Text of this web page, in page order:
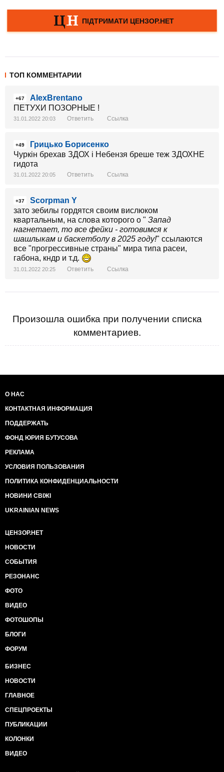
ТОП КОММЕНТАРИИ
+67
AlexBrentano
ПЕТУХИ ПОЗОРНЫЕ !
31.01.2022 20:03 Ответить Ссылка
+49
Грицько Борисенко
Чуркін брехав ЗДОХ і Небензя бреше теж ЗДОХНЕ
гидота
31.01.2022 20:05 Ответить Ссылка
+37
Scorpman Y
зато зебилы гордятся своим вислюком
квартальным, на слова которого о " Запад
нагнетает, то все фейки - готовимся к
шашлыкам и баскетболу в 2025 году!" ссылаются
все "прогрессивные страны" мира типа расеи,
габона, кндр и т.д.
31.01.2022 20:25 Ответить Ссылка
Произошла ошибка при получении списка
комментариев.
О НАС
КОНТАКТНАЯ ИНФОРМАЦИЯ
ПОДДЕРЖАТЬ
ФОНД ЮРИЯ БУТУСОВА
РЕКЛАМА
УСЛОВИЯ ПОЛЬЗОВАНИЯ
ПОЛИТИКА КОНФИДЕНЦИАЛЬНОСТИ
НОВИНИ СВІЖІ
UKRAINIAN NEWS
ЦЕНЗОР.НЕТ
НОВОСТИ
СОБЫТИЯ
РЕЗОНАНС
ФОТО
ВИДЕО
ФОТОШОПЫ
БЛОГИ
ФОРУМ
БИЗНЕС
НОВОСТИ
ГЛАВНОЕ
СПЕЦПРОЕКТЫ
ПУБЛИКАЦИИ
КОЛОНКИ
ВИДЕО